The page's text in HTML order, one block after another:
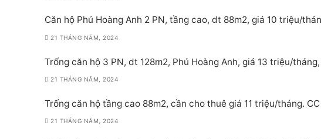
Căn hộ Phú Hoàng Anh 2 PN, tầng cao, dt 88m2, giá 10 triệu/
21 THÁNG NĂM, 2024
Trống căn hộ 3 PN, dt 128m2, Phú Hoàng Anh, giá 13 triệu/
21 THÁNG NĂM, 2024
Trống căn hộ tầng cao 88m2, cần cho thuê giá 11 triệu/tháng.
21 THÁNG NĂM, 2024